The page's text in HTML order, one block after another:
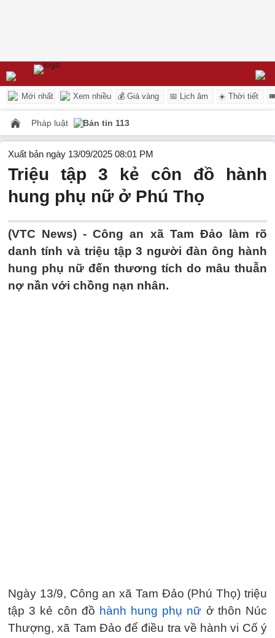
Mới nhất Xem nhiều 💰 Giá vàng 📅 Lịch âm ☀️ Thời tiết
Pháp luật Bản tin 113
Xuất bản ngày 13/09/2025 08:01 PM
Triệu tập 3 kẻ côn đồ hành
hung phụ nữ ở Phú Thọ
(VTC News) -Công an xã Tam Đảo làm rõ
danh tính và triệu tập 3 người đàn ông hành
hung phụ nữ đến thương tích do mâu thuẫn
nợ nần với chồng nạn nhân.
Ngày 13/9, Công an xã Tam Đảo (Phú Thọ) triệu
tập 3 kẻ côn đồ hành hung phụ nữ ở thôn Núc
Thượng, xã Tam Đảo để điều tra về hành vi Cố ý